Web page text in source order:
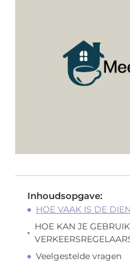
Inhoudsopgave:
HOE VAAK IS DE
HOE KAN JE
Veelgestelde vragen